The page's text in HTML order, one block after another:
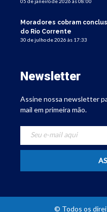
Moradores cobram
do Rio Corrente
30 de julho de 2026 às 17:33
Newsletter
Assine nossa newsletter
mail em primeira mão.
© Todos os